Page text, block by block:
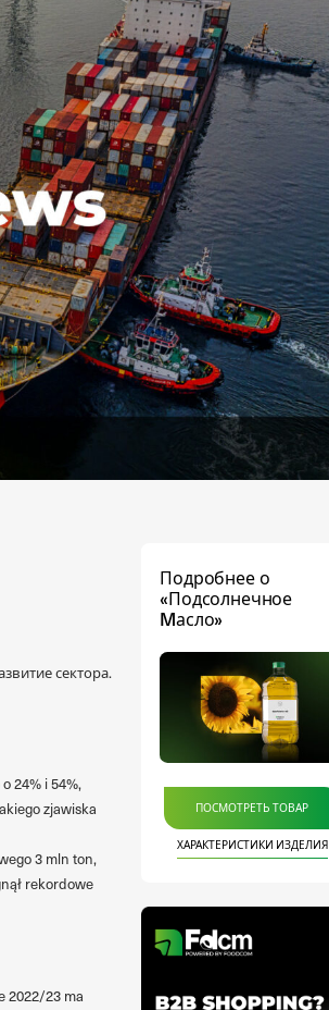
сектора.
24% i 54%,
zjawiska
3 mln ton,
rekordowe
2022/23 ma
Подробнее о
«Подсолнечное
Mасло»
ПОСМОТРЕТЬ ТОВАР
ХАРАКТЕРИСТИКИ ИЗДЕЛИЯ